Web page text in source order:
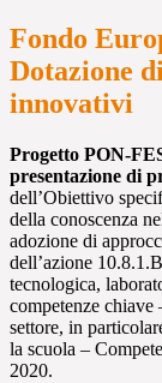
Fondo
Dotazione
innovativi
Progetto PON-
presentazione di
dell’Obiettivo
della conoscenza
adozione di
dell’azione
tecnologica,
competenze
settore, in
la scuola –
2020.